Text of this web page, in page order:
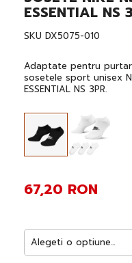
to
the
beginning
of
images
gallery
ESSENTIAL NS
SKU DX5075-010
Adaptate pentru
sosetele sport unisex
ESSENTIAL NS 3PR.
67,20 RON